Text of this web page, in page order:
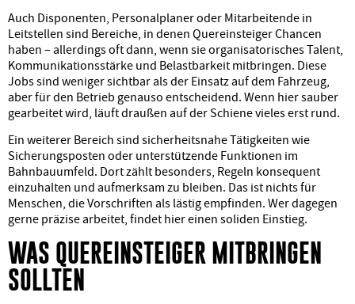
Auch Disponenten, Personalplaner oder Mitarbeitende in
Leitstellen sind Bereiche, in denen Quereinsteiger Chancen
haben – allerdings oft dann, wenn sie organisatorisches Talent,
Kommunikationsstärke und Belastbarkeit mitbringen. Diese
Jobs sind weniger sichtbar als der Einsatz auf dem Fahrzeug,
aber für den Betrieb genauso entscheidend. Wenn hier sauber
gearbeitet wird, läuft draußen auf der Schiene vieles erst rund.
Ein weiterer Bereich sind sicherheitsnahe Tätigkeiten wie
Sicherungsposten oder unterstützende Funktionen im
Bahnbauumfeld. Dort zählt besonders, Regeln konsequent
einzuhalten und aufmerksam zu bleiben. Das ist nichts für
Menschen, die Vorschriften als lästig empfinden. Wer dagegen
gerne präzise arbeitet, findet hier einen soliden Einstieg.
WAS QUEREINSTEIGER MITBRINGEN
SOLLTEN